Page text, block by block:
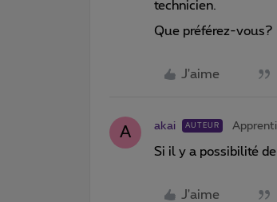
technicien.
Que préférez-vous?
J'aime
A akai AUTEUR Apprenti
Si il y a possibilité
J'aime